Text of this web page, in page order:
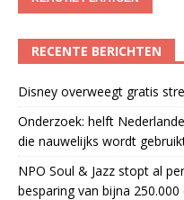
RECENTE BERICHTEN
Disney overweegt gratis
Onderzoek: helft
die nauwelijks wordt
NPO Soul & Jazz stopt al
besparing van bijna 250.000